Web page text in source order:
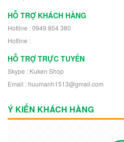
HỖ TRỢ KHÁCH HÀNG
Hotline : 0949 854 380
Hotline :
HỖ TRỢ TRỰC TUYẾN
Skype : Kuken Shop
Email : huumanh1513@gmail.com
Ý KIẾN KHÁCH HÀNG